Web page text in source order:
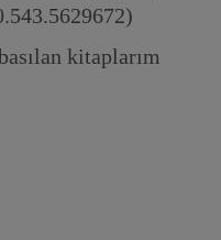
kitaplarım